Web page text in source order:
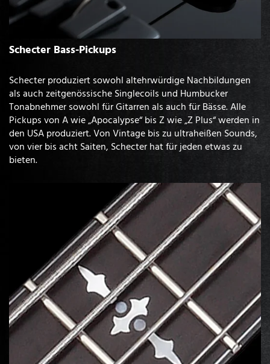
Schecter Bass-Pickups
Schecter produziert sowohl altehrwürdige Nachbildungen
als auch zeitgenössische Singlecoils und Humbucker
Tonabnehmer sowohl für Gitarren als auch für Bässe. Alle
Pickups von A wie „Apocalypse“ bis Z wie „Z Plus“ werden in
den USA produziert. Von Vintage bis zu ultraheißen Sounds,
von vier bis acht Saiten, Schecter hat für jeden etwas zu
bieten.